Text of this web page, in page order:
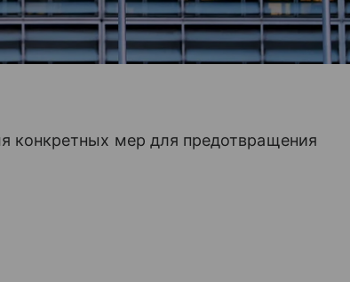
конкретных мер для предотвращения